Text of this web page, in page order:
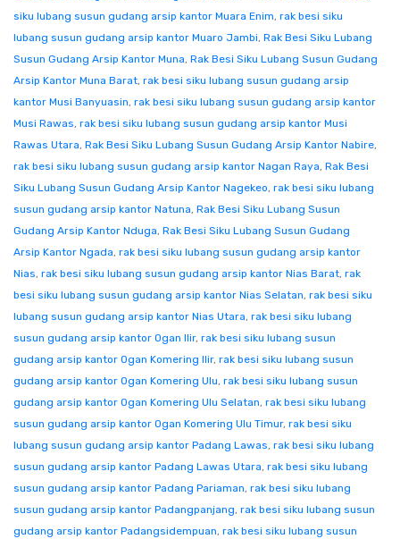
siku lubang susun gudang arsip kantor Muara Enim, rak besi siku
lubang susun gudang arsip kantor Muaro Jambi, Rak Besi Siku Lubang
Susun Gudang Arsip Kantor Muna, Rak Besi Siku Lubang Susun Gudang
Arsip Kantor Muna Barat, rak besi siku lubang susun gudang arsip
kantor Musi Banyuasin, rak besi siku lubang susun gudang arsip kantor
Musi Rawas, rak besi siku lubang susun gudang arsip kantor Musi
Rawas Utara, Rak Besi Siku Lubang Susun Gudang Arsip Kantor Nabire,
rak besi siku lubang susun gudang arsip kantor Nagan Raya, Rak Besi
Siku Lubang Susun Gudang Arsip Kantor Nagekeo, rak besi siku lubang
susun gudang arsip kantor Natuna, Rak Besi Siku Lubang Susun
Gudang Arsip Kantor Nduga, Rak Besi Siku Lubang Susun Gudang
Arsip Kantor Ngada, rak besi siku lubang susun gudang arsip kantor
Nias, rak besi siku lubang susun gudang arsip kantor Nias Barat, rak
besi siku lubang susun gudang arsip kantor Nias Selatan, rak besi siku
lubang susun gudang arsip kantor Nias Utara, rak besi siku lubang
susun gudang arsip kantor Ogan Ilir, rak besi siku lubang susun
gudang arsip kantor Ogan Komering Ilir, rak besi siku lubang susun
gudang arsip kantor Ogan Komering Ulu, rak besi siku lubang susun
gudang arsip kantor Ogan Komering Ulu Selatan, rak besi siku lubang
susun gudang arsip kantor Ogan Komering Ulu Timur, rak besi siku
lubang susun gudang arsip kantor Padang Lawas, rak besi siku lubang
susun gudang arsip kantor Padang Lawas Utara, rak besi siku lubang
susun gudang arsip kantor Padang Pariaman, rak besi siku lubang
susun gudang arsip kantor Padangpanjang, rak besi siku lubang susun
gudang arsip kantor Padangsidempuan, rak besi siku lubang susun